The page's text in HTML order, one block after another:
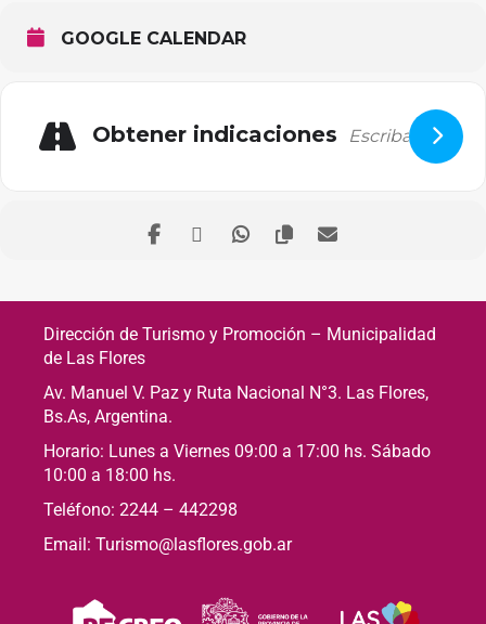
GOOGLE CALENDAR
Obtener indicaciones
Dirección de Turismo y Promoción – Municipalidad
de Las Flores
Av. Manuel V. Paz y Ruta Nacional N°3. Las Flores,
Bs.As, Argentina.
Horario: Lunes a Viernes 09:00 a 17:00 hs. Sábado
10:00 a 18:00 hs.
Teléfono: 2244 – 442298
Email: Turismo@lasflores.gob.ar